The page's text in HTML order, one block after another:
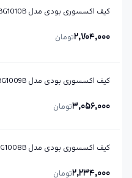
کیف اکسسوری بودی مدل BG1010B
2,704,000تومان
کیف اکسسوری بودی مدل BG1009B
3,056,000تومان
کیف اکسسوری بودی مدل BG1008B
2,234,000تومان